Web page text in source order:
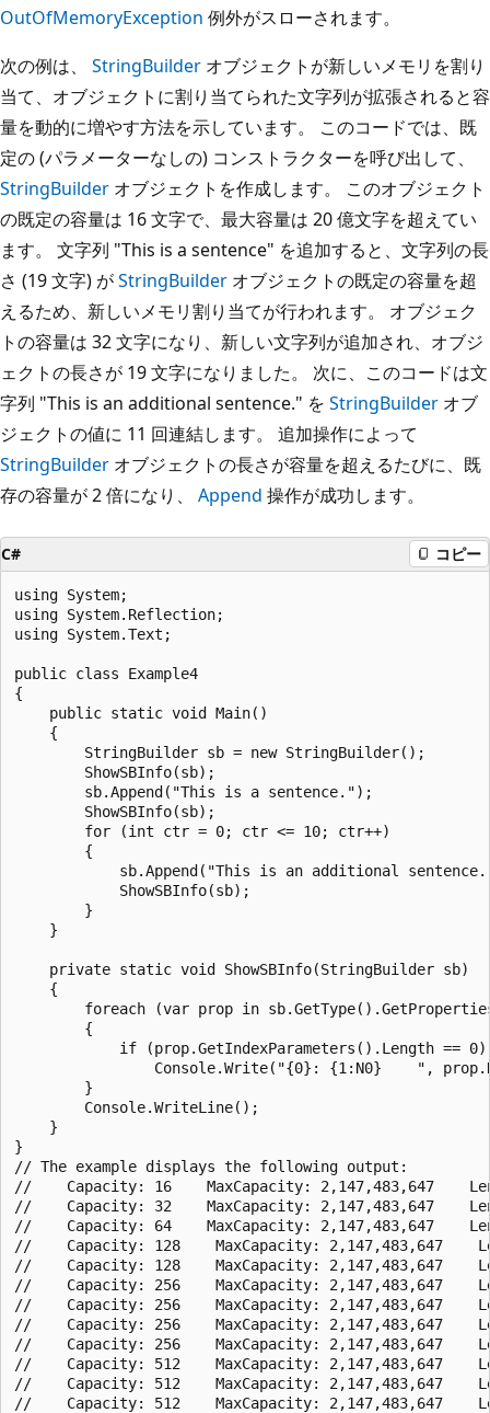
OutOfMemoryException 例外がスローされます。
次の例は、 StringBuilder オブジェクトが新しいメモリを割り
当て、オブジェクトに割り当てられた文字列が拡張されると容
量を動的に増やす方法を示しています。 このコードでは、既
定の (パラメーターなしの) コンストラクターを呼び出して、
StringBuilder オブジェクトを作成します。 このオブジェクト
の既定の容量は 16 文字で、最大容量は 20 億文字を超えてい
ます。 文字列 "This is a sentence" を追加すると、文字列の長
さ (19 文字) がStringBuilder オブジェクトの既定の容量を超
えるため、新しいメモリ割り当てが行われます。 オブジェク
トの容量は 32 文字になり、新しい文字列が追加され、オブジ
ェクトの長さが 19 文字になりました。 次に、このコードは文
字列 "This is an additional sentence." を StringBuilder オブ
ジェクトの値に 11 回連結します。 追加操作によって
StringBuilder オブジェクトの長さが容量を超えるたびに、既
存の容量が 2 倍になり、 Append 操作が成功します。
C# コピー
using System;
using System.Reflection;
using System.Text;
public class Example4
{
    public static void Main()
    {
        StringBuilder sb = new StringBuilder();
        ShowSBInfo(sb);
        sb.Append("This is a sentence.");
        ShowSBInfo(sb);
        for (int ctr = 0; ctr <= 10; ctr++)
        {
sb.Append("This is an additional
            ShowSBInfo(sb);
        }
    }
    private static void ShowSBInfo(StringBuilder sb)
    {
foreach (var prop in
        {
            if (prop.GetIndexParameters().Length == 0)
Console.Write("{0}: {1:N0}    ",
        }
        Console.WriteLine();
    }
}
// The example displays the following output:
//    Capacity: 16    MaxCapacity: 2,147,483,647
//    Capacity: 32    MaxCapacity: 2,147,483,647
//    Capacity: 64    MaxCapacity: 2,147,483,647
//    Capacity: 128    MaxCapacity: 2,147,483,647
//    Capacity: 128    MaxCapacity: 2,147,483,647
//    Capacity: 256    MaxCapacity: 2,147,483,647
//    Capacity: 256    MaxCapacity: 2,147,483,647
//    Capacity: 256    MaxCapacity: 2,147,483,647
//    Capacity: 256    MaxCapacity: 2,147,483,647
//    Capacity: 512    MaxCapacity: 2,147,483,647
//    Capacity: 512    MaxCapacity: 2,147,483,647
//    Capacity: 512    MaxCapacity: 2,147,483,647